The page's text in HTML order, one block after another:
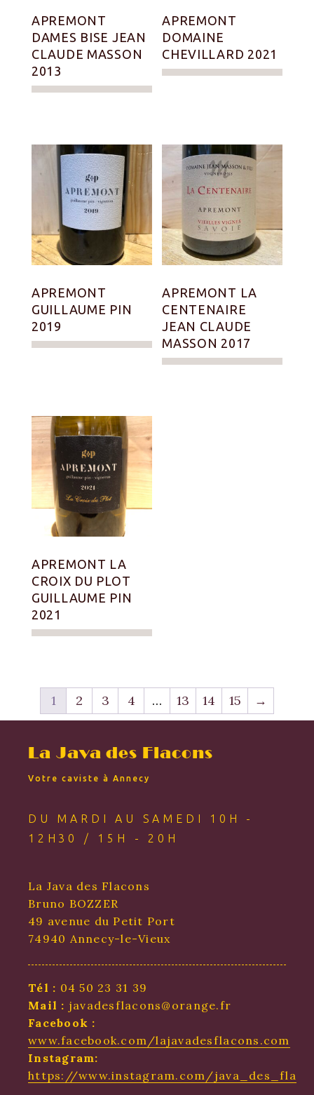
APREMONT
DAMES BISE JEAN
CLAUDE MASSON
2013
APREMONT
DOMAINE
CHEVILLARD 2021
APREMONT
GUILLAUME PIN
2019
APREMONT LA
CENTENAIRE
JEAN CLAUDE
MASSON 2017
APREMONT LA
CROIX DU PLOT
GUILLAUME PIN
2021
1 2 3 4 … 13 14 15 →
La Java des Flacons
Votre caviste à Annecy
DU MARDI AU SAMEDI 10H -
12H30 / 15H - 20H
La Java des Flacons
Bruno BOZZER
49 avenue du Petit Port
74940 Annecy-le-Vieux
Tél : 04 50 23 31 39
Mail : javadesflacons@orange.fr
Facebook :
www.facebook.com/lajavadesflacons.com
Instagram:
https://www.instagram.com/